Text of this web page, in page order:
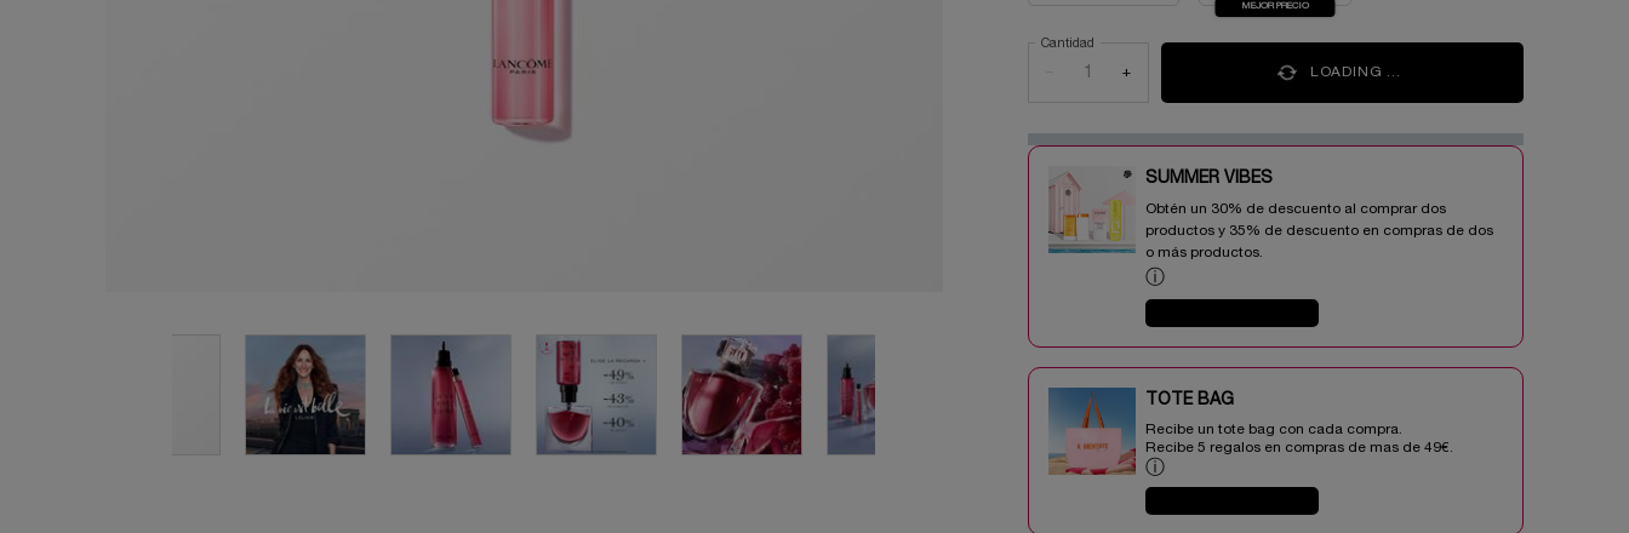
MEJOR PRECIO
Cantidad
+ LOADING ...
SUMMER VIBES​
Obtén un 30% de descuento al comprar dos
productos y 35% de descuento en compras de dos
o más productos.​
ⓘ
TOTE BAG​​
Recibe un tote bag con cada compra.
Recibe 5 regalos en compras de mas de 49€.​
ⓘ